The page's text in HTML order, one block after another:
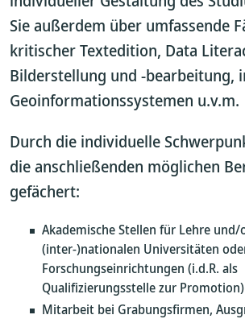
Sie außerdem über umfassende
kritischer Textedition, Data
Bilderstellung und -bearbeitung,
Geoinformationssystemen u.v.m.
Durch die individuelle
die anschließenden möglichen
gefächert:
Akademische Stellen für Lehre und/
(inter-)nationalen Universitäten
Forschungseinrichtungen (i.d.R. als
Qualifizierungsstelle zur Promotion)
Mitarbeit bei Grabungsfirmen,